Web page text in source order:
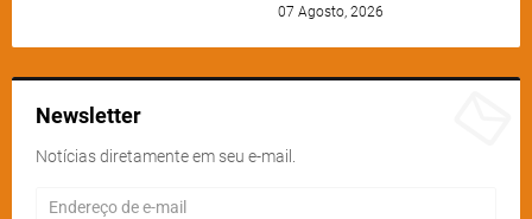
07 Agosto, 2026
Newsletter
Notícias diretamente em seu e-mail.